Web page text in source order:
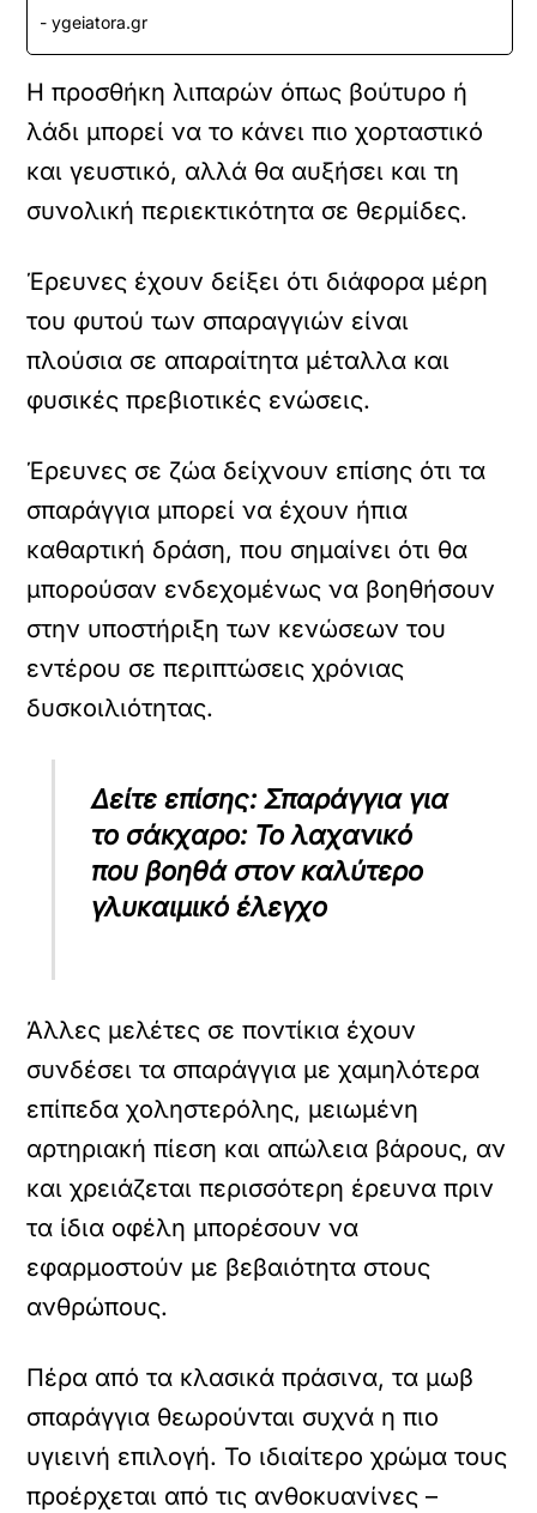
- ygeiatora.gr
Η προσθήκη λιπαρών όπως βούτυρο ή
λάδι μπορεί να το κάνει πιο χορταστικό
και γευστικό, αλλά θα αυξήσει και τη
συνολική περιεκτικότητα σε θερμίδες.
Έρευνες έχουν δείξει ότι διάφορα μέρη
του φυτού των σπαραγγιών είναι
πλούσια σε απαραίτητα μέταλλα και
φυσικές πρεβιοτικές ενώσεις.
Έρευνες σε ζώα δείχνουν επίσης ότι τα
σπαράγγια μπορεί να έχουν ήπια
καθαρτική δράση, που σημαίνει ότι θα
μπορούσαν ενδεχομένως να βοηθήσουν
στην υποστήριξη των κενώσεων του
εντέρου σε περιπτώσεις χρόνιας
δυσκοιλιότητας.
Δείτε επίσης: Σπαράγγια για
το σάκχαρο: Το λαχανικό
που βοηθά στον καλύτερο
γλυκαιμικό έλεγχο
Άλλες μελέτες σε ποντίκια έχουν
συνδέσει τα σπαράγγια με χαμηλότερα
επίπεδα χοληστερόλης, μειωμένη
αρτηριακή πίεση και απώλεια βάρους, αν
και χρειάζεται περισσότερη έρευνα πριν
τα ίδια οφέλη μπορέσουν να
εφαρμοστούν με βεβαιότητα στους
ανθρώπους.
Πέρα από τα κλασικά πράσινα, τα μωβ
σπαράγγια θεωρούνται συχνά η πιο
υγιεινή επιλογή. Το ιδιαίτερο χρώμα τους
προέρχεται από τις ανθοκυανίνες –